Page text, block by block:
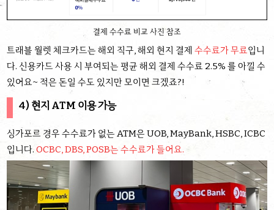
결제 수수료 비교 사진 참조
트래블 월렛 체크카드는 해외 직구, 해외 현지 결제 수수료가 무료입니
다. 신용카드 사용 시 부여되는 평균 해외 결제 수수료 2.5% 를 아낄 수
있어요~ 적은 돈일 수도 있지만 모이면 크겠죠?!
4) 현지 ATM 이용 가능
싱가포르 경우 수수료가 없는 ATM은 UOB, MayBank, HSBC, ICBC
입니다. OCBC, DBS, POSB는 수수료가 들어요.